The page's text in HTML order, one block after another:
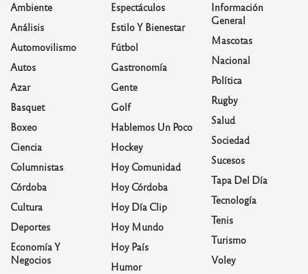
Ambiente
Análisis
Automovilismo
Autos
Azar
Basquet
Boxeo
Ciencia
Columnistas
Córdoba
Cultura
Deportes
Economía Y
Negocios
Espectáculos
Estilo Y Bienestar
Fútbol
Gastronomía
Gente
Golf
Hablemos Un Poco
Hockey
Hoy Comunidad
Hoy Córdoba
Hoy Día Clip
Hoy Mundo
Hoy País
Humor
Información
General
Mascotas
Nacional
Política
Rugby
Salud
Sociedad
Sucesos
Tapa Del Día
Tecnología
Tenis
Turismo
Voley